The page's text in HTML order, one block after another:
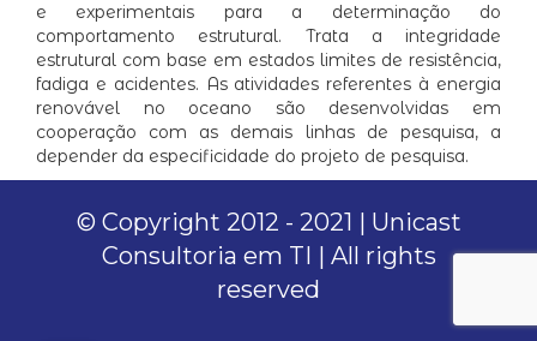
e experimentais para a determinação do
comportamento estrutural. Trata a integridade
estrutural com base em estados limites de resistência,
fadiga e acidentes. As atividades referentes à energia
renovável no oceano são desenvolvidas em
cooperação com as demais linhas de pesquisa, a
depender da especificidade do projeto de pesquisa.
© Copyright 2012 - 2021 | Unicast
Consultoria em TI | All rights
reserved